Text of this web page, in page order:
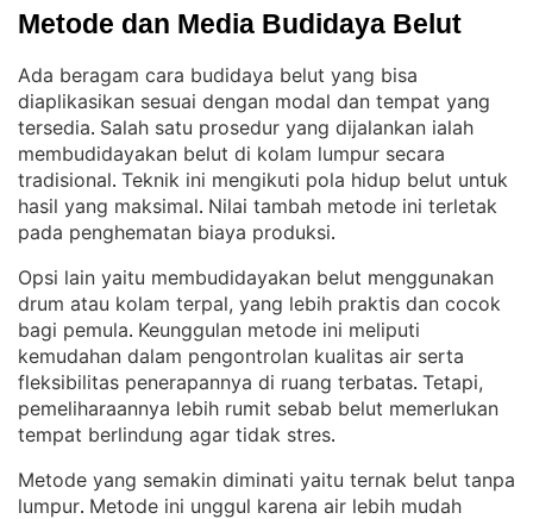
Metode dan Media Budidaya Belut
Ada beragam cara budidaya belut yang bisa
diaplikasikan sesuai dengan modal dan tempat yang
tersedia. Salah satu prosedur yang dijalankan ialah
membudidayakan belut di kolam lumpur secara
tradisional. Teknik ini mengikuti pola hidup belut untuk
hasil yang maksimal. Nilai tambah metode ini terletak
pada penghematan biaya produksi.
Opsi lain yaitu membudidayakan belut menggunakan
drum atau kolam terpal, yang lebih praktis dan cocok
bagi pemula. Keunggulan metode ini meliputi
kemudahan dalam pengontrolan kualitas air serta
fleksibilitas penerapannya di ruang terbatas. Tetapi,
pemeliharaannya lebih rumit sebab belut memerlukan
tempat berlindung agar tidak stres.
Metode yang semakin diminati yaitu ternak belut tanpa
lumpur. Metode ini unggul karena air lebih mudah